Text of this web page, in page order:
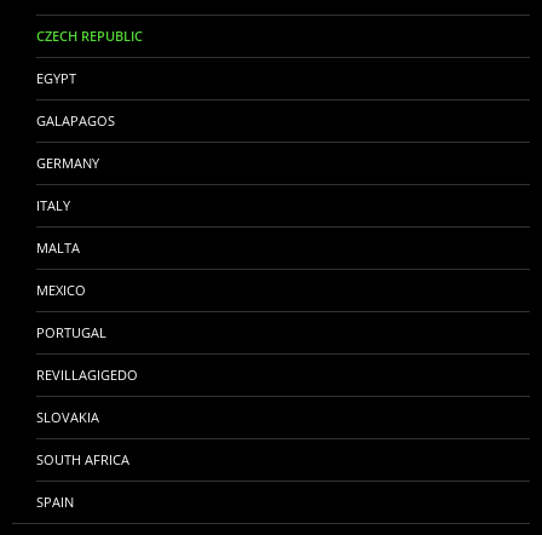
CZECH REPUBLIC
EGYPT
GALAPAGOS
GERMANY
ITALY
MALTA
MEXICO
PORTUGAL
REVILLAGIGEDO
SLOVAKIA
SOUTH AFRICA
SPAIN